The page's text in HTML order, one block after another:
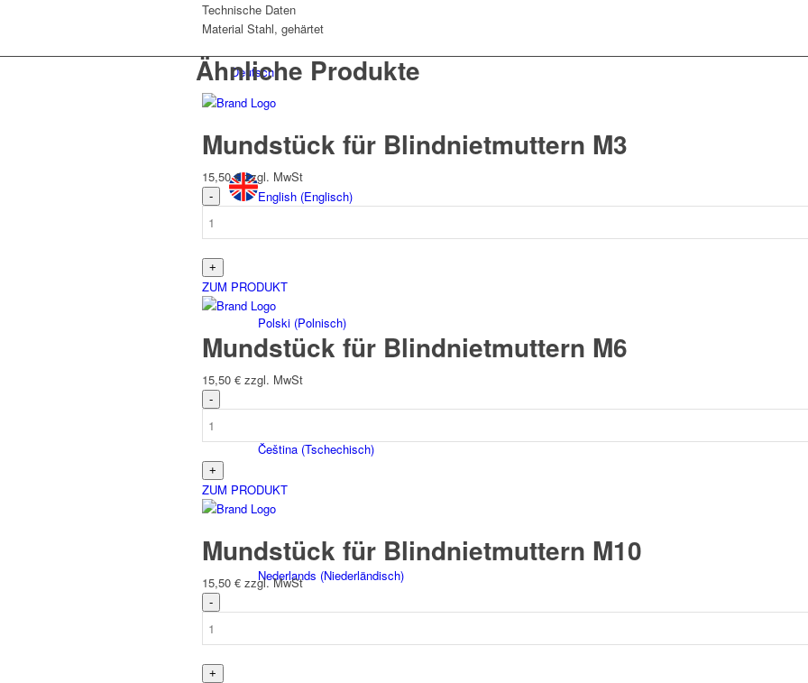
Deutsch
English (Englisch)
Polski (Polnisch)
Čeština (Tschechisch)
Nederlands (Niederländisch)
Technische Daten
Material Stahl, gehärtet
Ähnliche Produkte
Mundstück für Blindnietmuttern M3
15,50€ zzgl. MwSt
ZUM PRODUKT
Mundstück für Blindnietmuttern M6
15,50 € zzgl. MwSt
ZUM PRODUKT
Mundstück für Blindnietmuttern M10
15,50 € zzgl. MwSt